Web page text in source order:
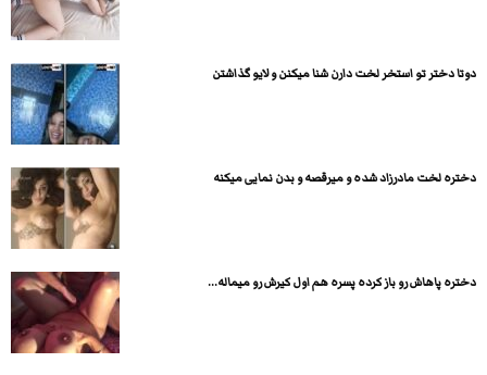
دوتا دختر تو استخر لخت دارن شنا میکنن و لایو گذاشتن
دختره لخت مادرزاد شده و میرقصه و بدن نمایی میکنه
دختره پاهاش رو باز کرده پسره هم اول کیرش رو میماله...